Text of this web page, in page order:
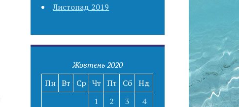
Листопад 2019
Жовтень 2020
Пн Вт Ср Чт Пт Сб Нд
1
2 3
4